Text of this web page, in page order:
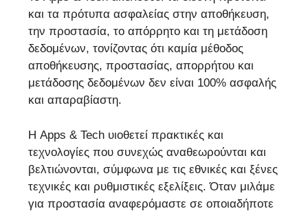
και τα πρότυπα ασφαλείας στην αποθήκευση,
την προστασία, το απόρρητο και τη μετάδοση
δεδομένων, τονίζοντας ότι καμία μέθοδος
αποθήκευσης, προστασίας, απορρήτου και
μετάδοσης δεδομένων δεν είναι 100% ασφαλής
και απαραβίαστη.
Η Apps & Tech υιοθετεί πρακτικές και
τεχνολογίες που συνεχώς αναθεωρούνται και
βελτιώνονται, σύμφωνα με τις εθνικές και ξένες
τεχνικές και ρυθμιστικές εξελίξεις. Όταν μιλάμε
για προστασία αναφερόμαστε σε οποιαδήποτε